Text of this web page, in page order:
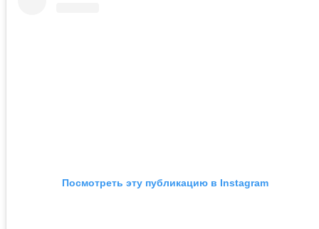
Посмотреть эту публикацию в Instagram